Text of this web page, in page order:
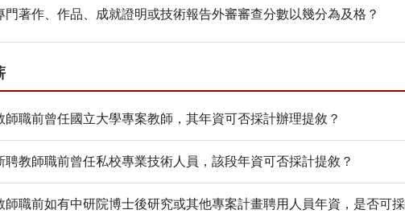
門著作、作品、成就證明或技術報告外審審查分數以幾分為及格？
師職前曾任國立大學專案教師，其年資可否採計辦理提敘？
聘教師職前曾任私校專業技術人員，該段年資可否採計提敘？
師職前如有中研院博士後研究或其他專案計畫聘用人員年資，是否可